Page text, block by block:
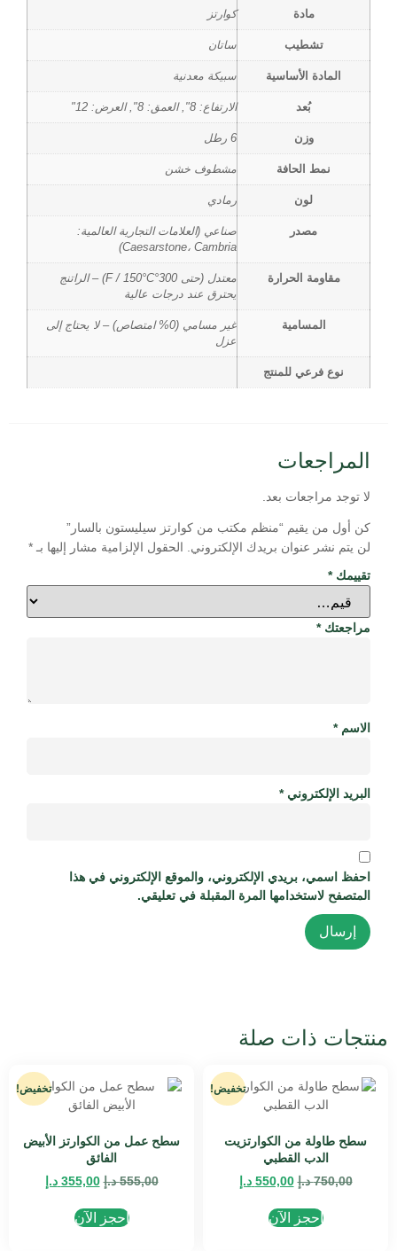
مادة كوارتز
تشطيب ساتان
المادة الأساسية سبيكة معدنية
بُعد الارتفاع: 8", العمق: 8", العرض: 12"
وزن 6 رطل
نمط الحافة مشطوف خشن
لون رمادي
مصدر
صناعي (العلامات التجارية العالمية:
Caesarstone، Cambria)
مقاومة الحرارة
معتدل (حتى 300°F / 150°C) – الراتنج
يحترق عند درجات عالية
المسامية
غير مسامي (0% امتصاص) – لا يحتاج إلى
عزل
نوع فرعي للمنتج
المراجعات
لا توجد مراجعات بعد.
كن أول من يقيم “منظم مكتب من كوارتز سيليستون بالسار”
لن يتم نشر عنوان بريدك الإلكتروني. الحقول الإلزامية مشار إليها بـ *
تقييمك*
مراجعتك*
الاسم*
البريد الإلكتروني*
احفظ اسمي، بريدي الإلكتروني، والموقع الإلكتروني في هذا
المتصفح لاستخدامها المرة المقبلة في تعليقي.
منتجات ذات صلة
تخفيض!
سطح طاولة من الكوارتزيت
الدب القطبي
750,00 د.إ 550,00 د.إ
احجز الآن
تخفيض!
سطح عمل من الكوارتز الأبيض
الفائق
555,00 د.إ 355,00 د.إ
احجز الآن